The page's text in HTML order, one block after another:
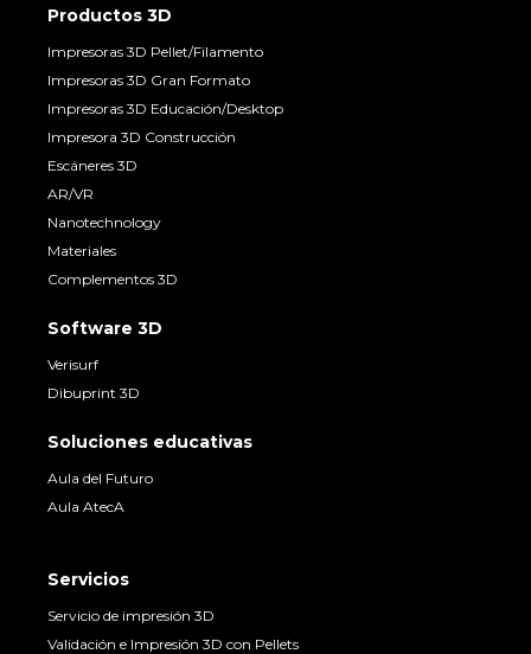
Productos 3D
Impresoras 3D Pellet/Filamento
Impresoras 3D Gran Formato
Impresoras 3D Educación/Desktop
Impresora 3D Construcción
Escáneres 3D
AR/VR
Nanotechnology
Materiales
Complementos 3D
Software 3D
Verisurf
Dibuprint 3D
Soluciones educativas
Aula del Futuro
Aula AtecA
Servicios
Servicio de impresión 3D
Validación e Impresión 3D con Pellets